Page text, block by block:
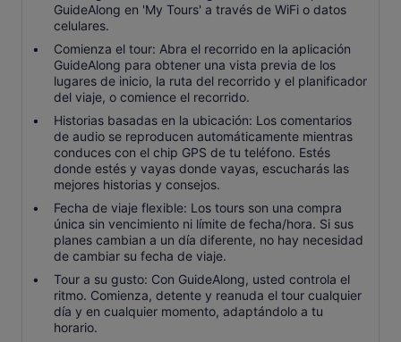
GuideAlong en 'My Tours' a través de WiFi o datos
celulares.
Comienza el tour: Abra el recorrido en la aplicación
GuideAlong para obtener una vista previa de los
lugares de inicio, la ruta del recorrido y el planificador
del viaje, o comience el recorrido.
Historias basadas en la ubicación: Los comentarios
de audio se reproducen automáticamente mientras
conduces con el chip GPS de tu teléfono. Estés
donde estés y vayas donde vayas, escucharás las
mejores historias y consejos.
Fecha de viaje flexible: Los tours son una compra
única sin vencimiento ni límite de fecha/hora. Si sus
planes cambian a un día diferente, no hay necesidad
de cambiar su fecha de viaje.
Tour a su gusto: Con GuideAlong, usted controla el
ritmo. Comienza, detente y reanuda el tour cualquier
día y en cualquier momento, adaptándolo a tu
horario.